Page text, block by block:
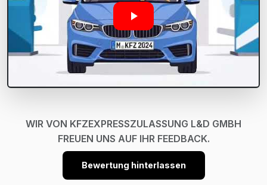
WIR VON KFZEXPRESSZULASSUNG L&D GMBH
FREUEN UNS AUF IHR FEEDBACK.
Bewertung hinterlassen